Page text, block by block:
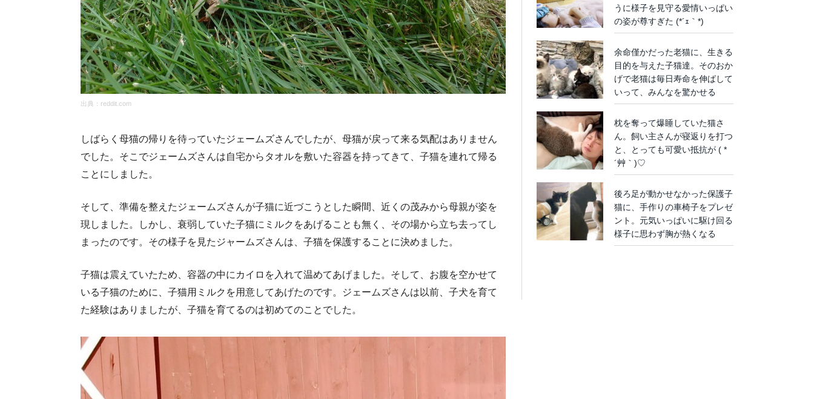
出典： reddit.com
しばらく母猫の帰りを待っていたジェームズさんでしたが、母猫が戻って来る気配はありません
でした。そこでジェームズさんは自宅からタオルを敷いた容器を持ってきて、子猫を連れて帰る
ことにしました。
そして、準備を整えたジェームズさんが子猫に近づこうとした瞬間、近くの茂みから母親が姿を
現しました。しかし、衰弱していた子猫にミルクをあげることも無く、その場から立ち去ってし
まったのです。その様子を見たジャームズさんは、子猫を保護することに決めました。
子猫は震えていたため、容器の中にカイロを入れて温めてあげました。そして、お腹を空かせて
いる子猫のために、子猫用ミルクを用意してあげたのです。ジェームズさんは以前、子犬を育て
た経験はありましたが、子猫を育てるのは初めてのことでした。
うに様子を見守る愛情いっぱい
の姿が尊すぎた (*´ｪ｀*)
余命僅かだった老猫に、生きる
目的を与えた子猫達。そのおか
げで老猫は毎日寿命を伸ばして
いって、みんなを驚かせる
枕を奪って爆睡していた猫さ
ん。飼い主さんが寝返りを打つ
と、とっても可愛い抵抗が ( *
´艸｀)♡
後ろ足が動かせなかった保護子
猫に、手作りの車椅子をプレゼ
ント。元気いっぱいに駆け回る
様子に思わず胸が熱くなる